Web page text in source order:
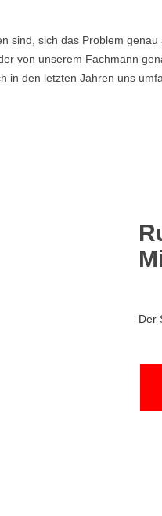
sind, sich das Problem
von unserem Fachmann
in den letzten Jahren uns
Der